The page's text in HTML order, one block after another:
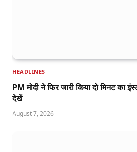
HEADLINES
PM मोदी ने फिर जारी किया दो मिनट का
देखें
August 7, 2026